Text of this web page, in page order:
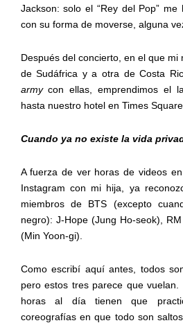
Jackson: solo el “Rey del Pop” me
con su forma de moverse, alguna
Después del concierto, en el que mi
de Sudáfrica y a otra de Costa
armycon ellas, emprendimos el
hasta nuestro hotel en Times Square.
Cuando ya no existe la vida
A fuerza de ver horas de videos
Instagram con mi hija, ya
miembros de BTS (excepto
negro): J-Hope (Jung Ho-seok),
(Min Yoon-gi).
Como escribí aquí antes, todos
pero estos tres parece que
horas al día tienen que
coreografías en que todo son